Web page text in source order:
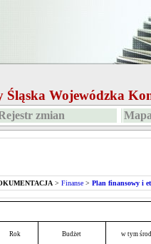
Śląska Wojewódzka
zmian
> Finanse> Plan finansowy i
Rok Budżet w tym